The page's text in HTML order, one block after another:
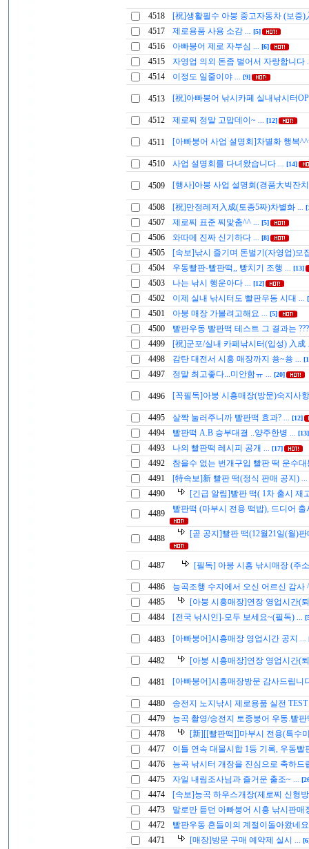
4518
[祝]생활필수 아붕 중고자동차 (보증
4517
제로용품 사용 소감 [5]
4516 아빠붕어 제로 자부심 [6]
4515 자영업 의외 돈좀 벌어서 자랑합니다
4514 이정도 일줄이야 [9]
4513 [祝]아빠붕어 낚시카페 실내낚시터
4512 제로찌 정말 고맙데이~ [12]
4511 [아빠붕어 사업 설명회]차별화 행복
4510 사업 설명회를 다녀왔습니다 [14]
4509 [행사]아붕 사업 설명회(경품大빅잔
4508 [祝]만정레저入成(토종5짜)차별화
4507 제로찌 표준 찌맟춤^^ [5]
4506 와따메 진짜 신기하다 [8]
4505
[속보]낚시 즐기며 돈벌기(자영업)모
4504
우동빨판-빨판떡,, 빵치기 조행 [13]
4503 나는 낚시 행운아다 [12]
4502 이제 실내 낚시터도 빨판우동 시대
4501 아붕 매장 가볼려고해요 [5]
4500
빨판우동 빨판떡 테스트 그 결과는
4499
[祝]군포/실내 카페낚시터(입성) 入成
4498 감탄 대전서 시흥 매장까지 쑝~쑝
4497 정말 최고좋다...미안함ㅠ [20]
4496 [꼭필독]아붕 시흥매장(방문)숙지사
4495 살짝 눌러주니까 빨판떡 효과? [12]
4494 빨판떡 A.B 승부대결 ..양주한병 [13]
4493 나의 빨판떡 레시피 공개 [17]
4492
참을수 없는 번개구입 빨판 떡 운수
4491
[特속보]新 빨판 떡(정식 판매 공지)
4490 [긴급 알림]빨판 떡( 1차 출시 재
4489 빨판떡 (마부시 전용 떡밥), 드디어
4488 [곧 공지]빨판 떡(12월21일(월)
4487 [필독] 아붕 시흥 낚시매장 (주
4486
능곡조행 수지에서 오신 어르신 감사
4485
[아붕 시흥매장]연장 영업시간(
4484
[전국 낚시인]-모두 보세요~(필독)
4483 [아빠붕어]시흥매장 영업시간 공지
4482 [아붕 시흥매장]연장 영업시간(
4481 [아빠붕어]시흥매장방문 감사드립니
4480
송전지 노지낚시 제로용품 실전 TEST
4479
능곡 촬영/송전지 토종붕어 우동.빨
4478
[新][[빨판떡]]마부시 전용(특수
4477
이틀 연속 대물시합 1등 기록, 우동빨
4476
능곡 낚시터 개장을 진심으로 축하드
4475
자일 내림조사님과 즐거운 출조~
4474
[속보]능곡 하우스개장(제로찌 신형
4473
말로만 듣던 아빠붕어 시흥 낚시판매
4472
빨판우동 흔들이의 계절이돌아왔네
4471
[매장]방문 구매 예약제 실시